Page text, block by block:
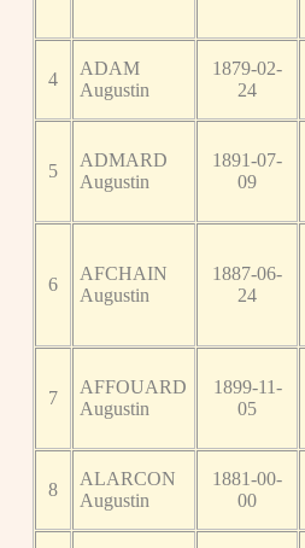
4
ADAM
Augustin
1879-02-
24
5
ADMARD
Augustin
1891-07-
09
6
AFCHAIN
Augustin
1887-06-
24
7
AFFOUARD
Augustin
1899-11-
05
8
ALARCON
Augustin
1881-00-
00